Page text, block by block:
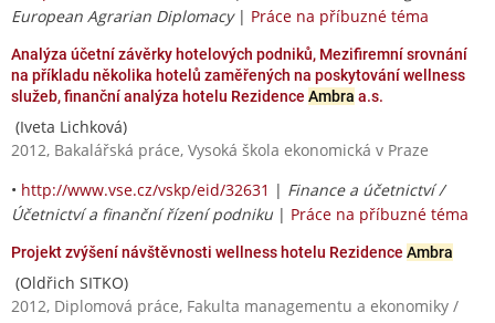
European Agrarian Diplomacy| Práce na příbuzné téma
Analýza účetní závěrky hotelových podniků, Mezifiremní srovnání
na příkladu několika hotelů zaměřených na poskytování wellness
služeb, finanční analýza hotelu Rezidence Ambra a.s.
(Iveta Lichková)
2012, Bakalářská práce, Vysoká škola ekonomická v Praze
• http://www.vse.cz/vskp/eid/32631 | Finance a účetnictví /
Účetnictví a finanční řízení podniku | Práce na příbuzné téma
Projekt zvýšení návštěvnosti wellness hotelu Rezidence Ambra
(Oldřich SITKO)
2012, Diplomová práce, Fakulta managementu a ekonomiky /